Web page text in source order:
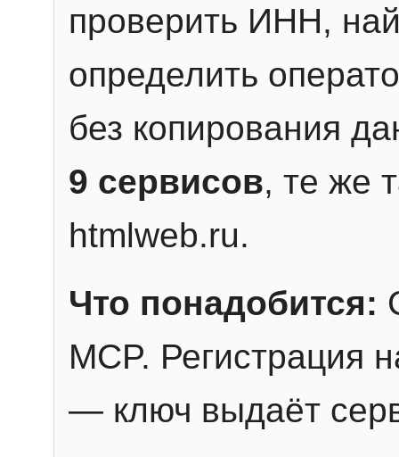
проверить ИНН,
определить
без копирования
9 сервисов, те же
htmlweb.ru.
Что понадобится:
MCP. Регистрация
— ключ выдаёт